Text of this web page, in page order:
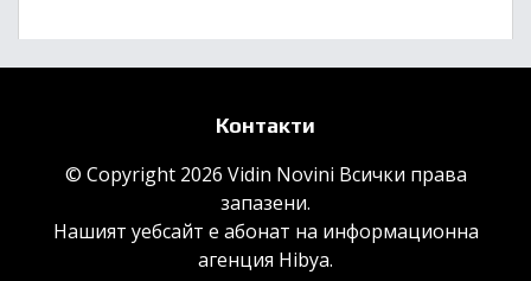
Контакти
© Copyright 2026 Vidin Novini Всички права
запазени.
Нашият уебсайт е абонат на информационна
агенция Hibya.